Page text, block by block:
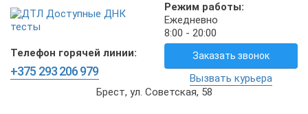
Режим работы:
Ежедневно
8:00 - 20:00
Телефон горячей линии:
+375 293 206 979
Заказать звонок
Вызвать курьера
Брест, ул. Советская, 58